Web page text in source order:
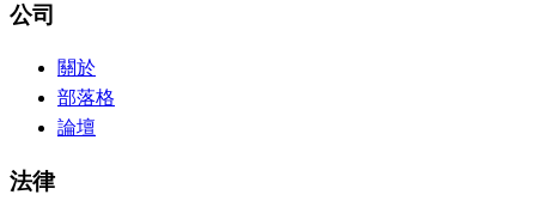
公司
關於
部落格
論壇
法律